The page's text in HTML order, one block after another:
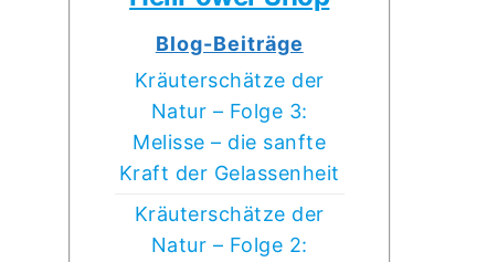
Blog-Beiträge
Kräuterschätze der
Natur – Folge 3:
Melisse – die sanfte
Kraft der Gelassenheit
Kräuterschätze der
Natur – Folge 2: